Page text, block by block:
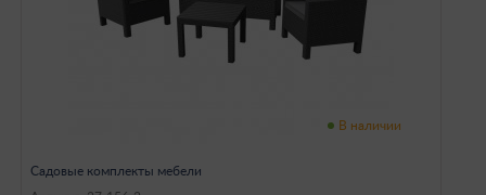
В наличии
Садовые комплекты мебели